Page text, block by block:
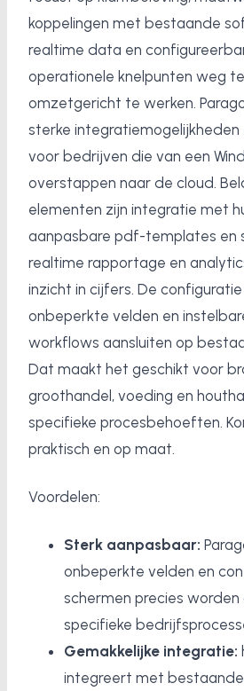
koppelingen met bestaande
realtime data en
operationele knelpunten weg
omzetgericht te werken.
sterke
voor bedrijven die van een
overstappen naar de cloud.
elementen zijn integratie met
aanpasbare pdf-templates en
realtime rapportage en
inzicht in cijfers. De
onbeperkte velden en
workflows aansluiten op
Dat maakt het geschikt voor
groothandel, voeding en
specifieke procesbehoeften.
praktisch en op maat.
Voordelen:
Sterk aanpasbaar:
onbeperkte velden en
schermen precies
specifieke
Gemakkelijke integratie:
integreert met